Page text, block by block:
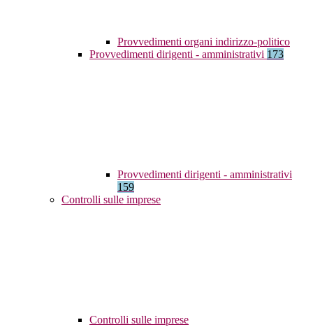
Provvedimenti organi indirizzo-politico
Provvedimenti dirigenti - amministrativi 173
Provvedimenti dirigenti - amministrativi
159
Controlli sulle imprese
Controlli sulle imprese